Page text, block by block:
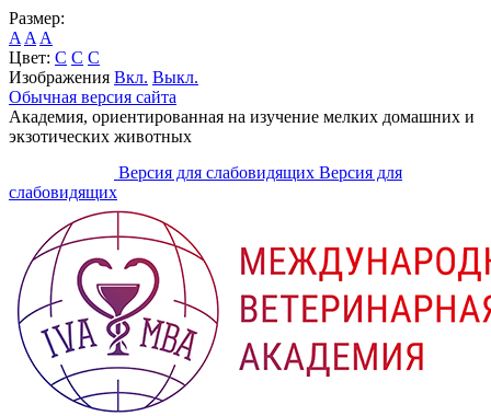
Размер:
A A A
Цвет: C C C
Изображения Вкл. Выкл.
Обычная версия сайта
Академия, ориентированная на изучение мелких домашних и
экзотических животных
Версия для слабовидящих Версия для
слабовидящих